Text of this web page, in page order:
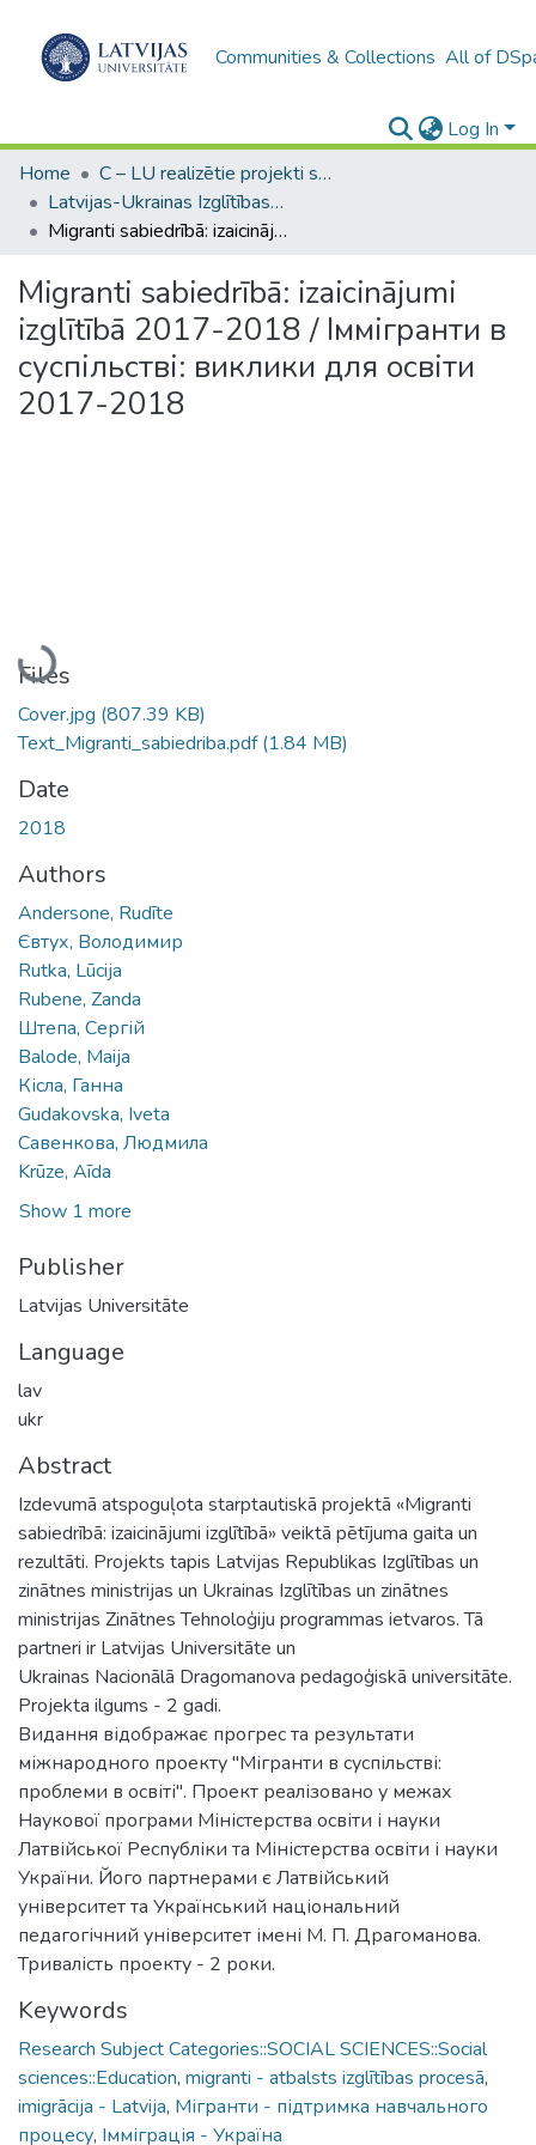
Communities & Collections All of
Log In
Home
C – LU realizētie projekti sadarbībā ar citām institucijām / UL implemented projects in cooperation with other institutions
Latvijas-Ukrainas Izglītības un zinātnes ministriju kopprojekts / Latvian-Ukrainian Ministries of Education and Science project
Migranti sabiedrībā: izaicinājumi izglītībā 2017-2018 / Іммігранти в суспільстві: виклики для освіти 2017-2018
Migranti sabiedrībā: izaicinājumi
izglītībā 2017-2018 / Іммігранти в
суспільстві: виклики для освіти
2017-2018
Loading...
Files
Cover.jpg (807.39 KB)
Text_Migranti_sabiedriba.pdf(1.84 MB)
Date
2018
Authors
Andersone, Rudīte
Євтух, Володимир
Rutka, Lūcija
Rubene, Zanda
Штепа, Сергій
Balode, Maija
Кісла, Ганна
Gudakovska, Iveta
Савенкова, Людмила
Krūze, Aīda
Show 1 more
Publisher
Latvijas Universitāte
Language
lav
ukr
Abstract
Izdevumā atspoguļota starptautiskā projektā «Migranti
sabiedrībā: izaicinājumi izglītībā» veiktā pētījuma gaita un
rezultāti. Projekts tapis Latvijas Republikas Izglītības un
zinātnes ministrijas un Ukrainas Izglītības un zinātnes
ministrijas Zinātnes Tehnoloģiju programmas ietvaros. Tā
partneri ir Latvijas Universitāte un
Ukrainas Nacionālā Dragomanova pedagoģiskā universitāte.
Projekta ilgums - 2 gadi.
Видання відображає прогрес та результати
міжнародного проекту "Мігранти в суспільстві:
проблеми в освіті". Проект реалізовано у межах
Наукової програми Міністерства освіти і науки
Латвійської Республіки та Міністерства освіти і науки
України. Його партнерами є Латвійський
університет та Український національний
педагогічний університет імені М. П. Драгоманова.
Тривалість проекту - 2 роки.
Keywords
Research Subject Categories::SOCIAL SCIENCES::Social
sciences::Education, migranti - atbalsts izglītības procesā,
imigrācija - Latvija, Мігранти - підтримка навчального
процесу, Імміграція - Україна